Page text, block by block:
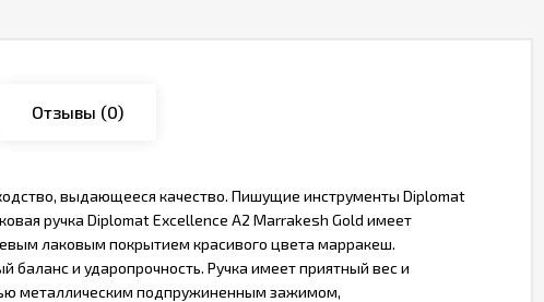
Отзывы (0)
выдающееся качество. Пишущие инструменты Diplomat
ручка Diplomat Excellence A2 Marrakesh Gold имеет
лаковым покрытием красивого цвета марракеш.
и ударопрочность. Ручка имеет приятный вес и
металлическим подпружиненным зажимом,